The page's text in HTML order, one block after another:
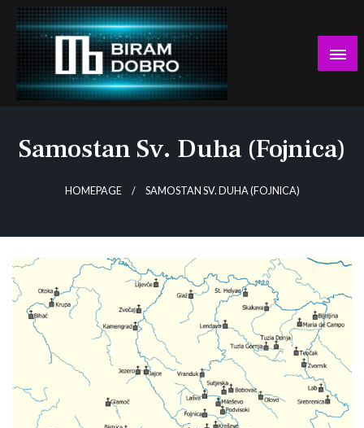
Skip
content
Samostan Sv. Duha (Fojnica)
HOMEPAGE SAMOSTAN SV. DUHA (FOJNICA)